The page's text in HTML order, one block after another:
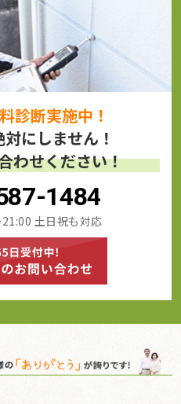
診断実施中！
にしません！
わせください！
1484
土日祝も対応